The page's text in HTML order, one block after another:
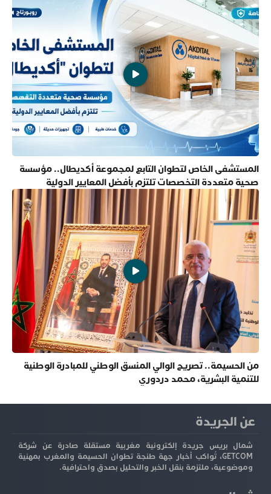
المستشفى الخاص لتطوان التابع لمجموعة أكديطال.. مؤسسة
صحية متعددة التخصصات تلتزم بأفضل المعايير الدولية
من الحسيمة.. تصريح الوالي المنسق الوطني للمبادرة الوطنية
للتنمية البشرية، محمد دردوري
عن الجريدة
شمال بريس جريدة إلكترونية مغربية مستقلة صادرة عن شركة
GETCOM، تُواكب أخبار جهة طنجة تطوان الحسيمة والمغرب بمهنية
وموضوعية، ملتزمة بنقل الخبر والتحليل بصدق واحترافية.